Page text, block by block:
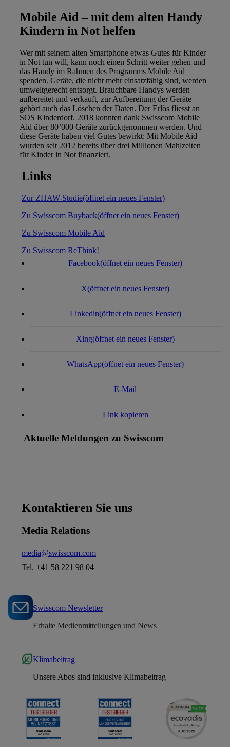
Mobile Aid – mit dem alten Handy
Kindern in Not helfen
Wer mit seinem alten Smartphone etwas Gutes für Kinder
in Not tun will, kann noch einen Schritt weiter gehen und
das Handy im Rahmen des Programms Mobile Aid
spenden. Geräte, die nicht mehr einsatzfähig sind, werden
umweltgerecht entsorgt. Brauchbare Handys werden
aufbereitet und verkauft, zur Aufbereitung der Geräte
gehört auch das Löschen der Daten. Der Erlös fliesst an
SOS Kinderdorf. 2018 konnten dank Swisscom Mobile
Aid über 80’000 Geräte zurückgenommen werden. Und
diese Geräte haben viel Gutes bewirkt: Mit Mobile Aid
wurden seit 2012 bereits über drei Millionen Mahlzeiten
für Kinder in Not finanziert.
Links
Zur ZHAW-Studie(öffnet ein neues Fenster)
Zu Swisscom Buyback(öffnet ein neues Fenster)
Zu Swisscom Mobile Aid
Zu Swisscom ReThink!
Facebook(öffnet ein neues Fenster)
X(öffnet ein neues Fenster)
Linkedin(öffnet ein neues Fenster)
Xing(öffnet ein neues Fenster)
WhatsApp(öffnet ein neues Fenster)
E-Mail
Link kopieren
Aktuelle Meldungen zu Swisscom
Kontaktieren Sie uns
Media Relations
media@swisscom.com
Tel. +41 58 221 98 04
Swisscom Newsletter
Erhalte Medienmitteilungen und News
Klimabeitrag
Unsere Abos sind inklusive Klimabeitrag